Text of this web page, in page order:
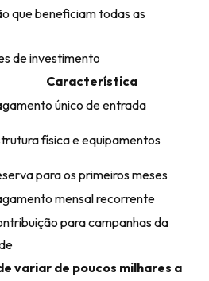
que beneficiam todas as
de investimento
Característica
único de entrada
física e equipamentos
para os primeiros meses
mensal recorrente
para campanhas da
variar de poucos milhares a